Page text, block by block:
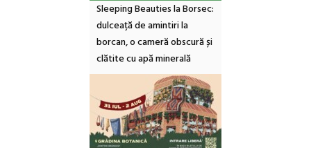
Sleeping Beauties la Borsec:
dulceață de amintiri la
borcan, o cameră obscură și
clătite cu apă minerală